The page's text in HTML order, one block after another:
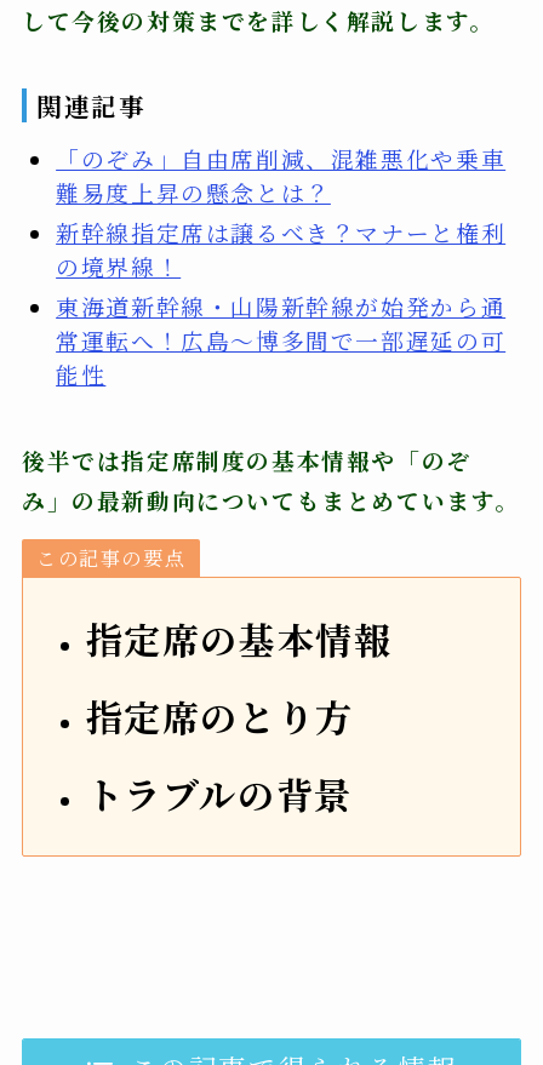
して今後の対策までを詳しく解説します。
関連記事
「のぞみ」自由席削減、混雑悪化や乗車
難易度上昇の懸念とは？
新幹線指定席は譲るべき？マナーと権利
の境界線！
東海道新幹線・山陽新幹線が始発から通
常運転へ！広島〜博多間で一部遅延の可
能性
後半では指定席制度の基本情報や「のぞ
み」の最新動向についてもまとめています。
この記事の要点
指定席の基本情報
指定席のとり方
トラブルの背景